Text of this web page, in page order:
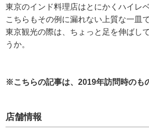
東京のインド料理店はとにかくハイレ
こちらもその例に漏れない上質な一皿で
東京観光の際は、ちょっと足を伸ばし
うか。
※こちらの記事は、2019年訪問時のも
店舗情報